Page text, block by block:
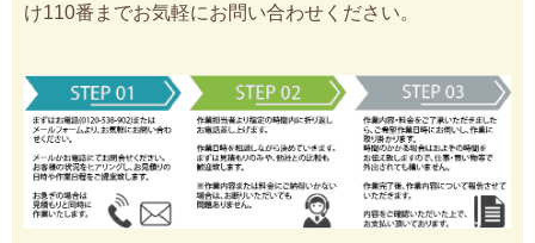
け110番までお気軽にお問い合わせください。